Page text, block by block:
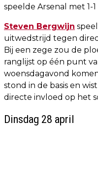
speelde Arsenal met 1-
Steven Bergwijn
uitwedstrijd tegen
Bij een zege zou de
ranglijst op één punt
woensdagavond
stond in de basis en
directe invloed op het
Dinsdag 28 april